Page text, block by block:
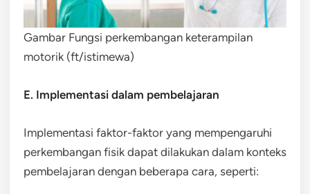
Gambar Fungsi perkembangan keterampilan
motorik (ft/istimewa)
E. Implementasi dalam pembelajaran
Implementasi faktor-faktor yang mempengaruhi
perkembangan fisik dapat dilakukan dalam konteks
pembelajaran dengan beberapa cara, seperti: